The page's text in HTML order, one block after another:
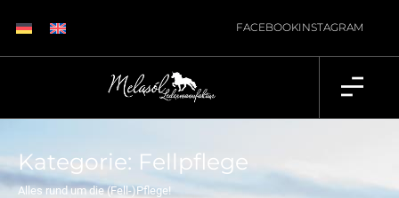
FACEBOOKINSTAGRAM
Kategorie: Fellpflege
Alles rund um die (Fell-)Pflege!